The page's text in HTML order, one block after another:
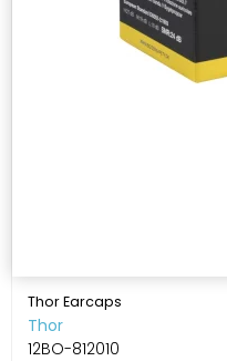
Thor Earcaps
Thor
12BO-812010